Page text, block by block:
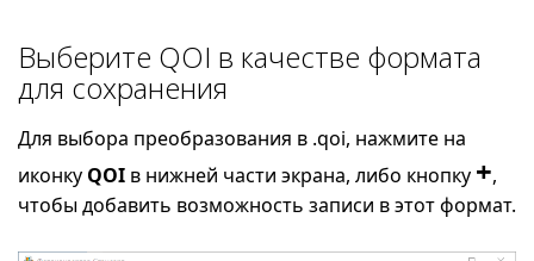
Выберите QOI в качестве формата
для сохранения
Для выбора преобразования в .qoi, нажмите на
иконку QOI в нижней части экрана, либо кнопку +,
чтобы добавить возможность записи в этот формат.